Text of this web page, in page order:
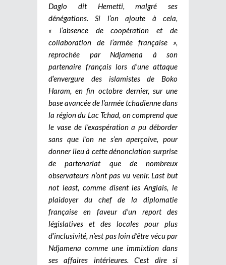
Daglo dit Hemetti, malgré ses
dénégations. Si l’on ajoute à cela,
« l’absence de coopération et de
collaboration de l’armée française »,
reprochée par Ndjamena à son
partenaire français lors d’une attaque
d’envergure des islamistes de Boko
Haram, en fin octobre dernier, sur une
base avancée de l’armée tchadienne dans
la région du Lac Tchad, on comprend que
le vase de l’exaspération a pu déborder
sans que l’on ne s’en aperçoive, pour
donner lieu à cette dénonciation surprise
de partenariat que de nombreux
observateurs n’ont pas vu venir. Last but
not least, comme disent les Anglais, le
plaidoyer du chef de la diplomatie
française en faveur d’un report des
législatives et des locales pour plus
d’inclusivité, n’est pas loin d’être vécu par
Ndjamena comme une immixtion dans
ses affaires intérieures. C’est dire si